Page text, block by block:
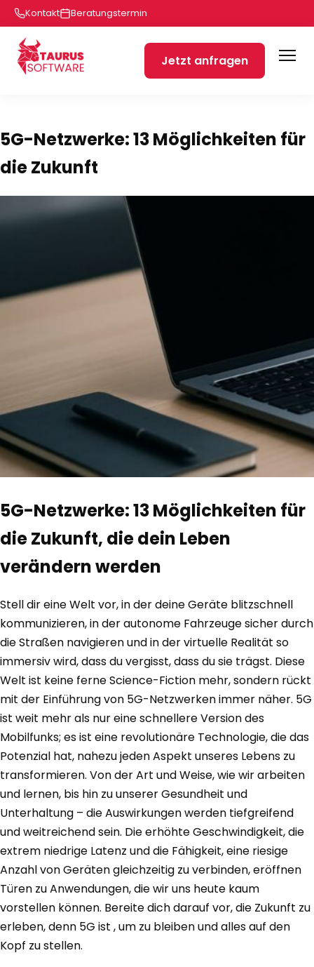
Kontakt Beratungstermin
Jetzt anfragen
5G-Netzwerke: 13 Möglichkeiten für
die Zukunft
5G-Netzwerke: 13 Möglichkeiten für
die Zukunft, die dein Leben
verändern werden
Stell dir eine Welt vor, in der deine Geräte blitzschnell
kommunizieren, in der autonome Fahrzeuge sicher durch
die Straßen navigieren und in der virtuelle Realität so
immersiv wird, dass du vergisst, dass du sie trägst. Diese
Welt ist keine ferne Science-Fiction mehr, sondern rückt
mit der Einführung von 5G-Netzwerken immer näher. 5G
ist weit mehr als nur eine schnellere Version des
Mobilfunks; es ist eine revolutionäre Technologie, die das
Potenzial hat, nahezu jeden Aspekt unseres Lebens zu
transformieren. Von der Art und Weise, wie wir arbeiten
und lernen, bis hin zu unserer Gesundheit und
Unterhaltung – die Auswirkungen werden tiefgreifend
und weitreichend sein. Die erhöhte Geschwindigkeit, die
extrem niedrige Latenz und die Fähigkeit, eine riesige
Anzahl von Geräten gleichzeitig zu verbinden, eröffnen
Türen zu Anwendungen, die wir uns heute kaum
vorstellen können. Bereite dich darauf vor, die Zukunft zu
erleben, denn 5G ist , um zu bleiben und alles auf den
Kopf zu stellen.